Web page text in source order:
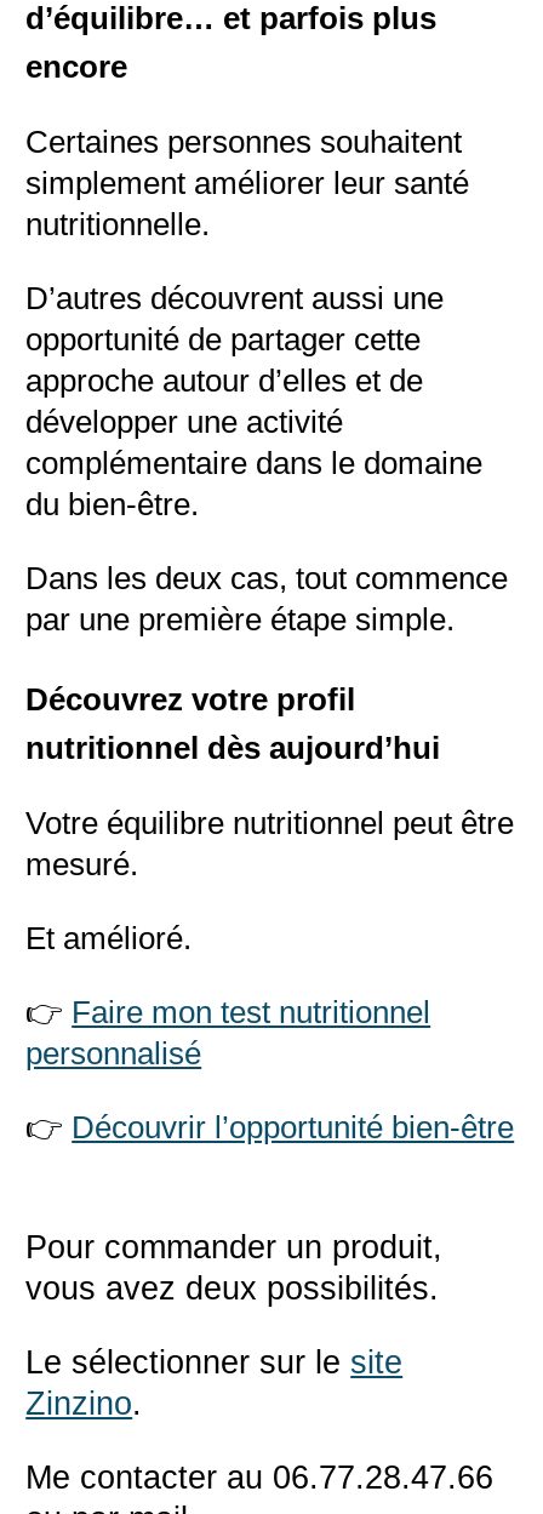
d’équilibre… et parfois plus
encore
Certaines personnes souhaitent
simplement améliorer leur santé
nutritionnelle.
D’autres découvrent aussi une
opportunité de partager cette
approche autour d’elles et de
développer une activité
complémentaire dans le domaine
du bien-être.
Dans les deux cas, tout commence
par une première étape simple.
Découvrez votre profil
nutritionnel dès aujourd’hui
Votre équilibre nutritionnel peut être
mesuré.
Et amélioré.
👉 Faire mon test nutritionnel
personnalisé
👉 Découvrir l’opportunité bien-être
Pour commander un produit,
vous avez deux possibilités.
Le sélectionner sur le site
Zinzino.
Me contacter au 06.77.28.47.66